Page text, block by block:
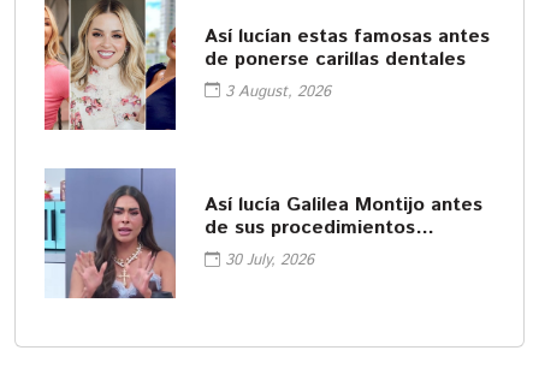
Así lucían estas famosas antes
de ponerse carillas dentales
3 August, 2026
Así lucía Galilea Montijo antes
de sus procedimientos
cosméticos
30 July, 2026